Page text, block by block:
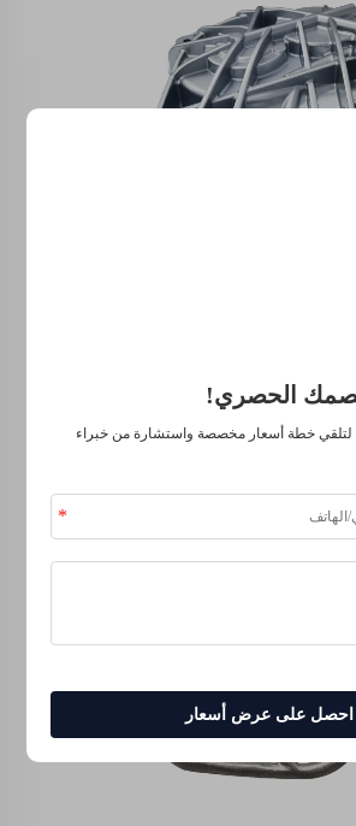
الحصري!
لتلقي خطة أسعار مخصصة واستشارة من خبراء
احصل على عرض أسعار